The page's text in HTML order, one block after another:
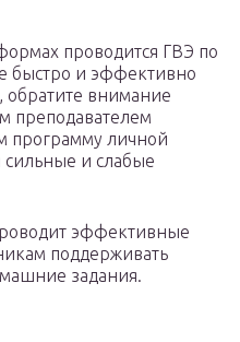
проводится ГВЭ по
быстро и эффективно
обратите внимание
преподавателем
программу личной
сильные и слабые
эффективные
поддерживать
задания.